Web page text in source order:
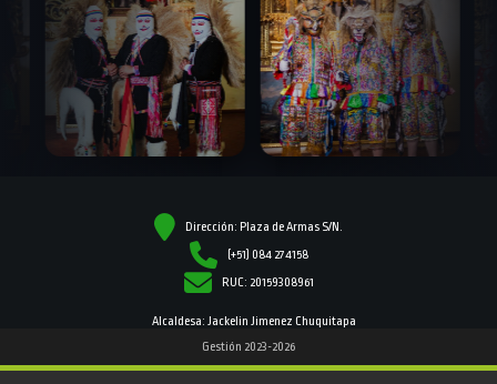
Dirección: Plaza de Armas S/N.
(+51) 084 274158
RUC: 20159308961
Alcaldesa: Jackelin Jimenez Chuquitapa
Gestión 2023-2026